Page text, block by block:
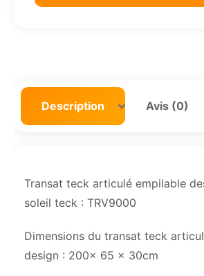
Description Avis (0)
Transat teck articulé empilable
soleil teck : TRV9000
Dimensions du transat teck
design : 200x 65 x 30cm